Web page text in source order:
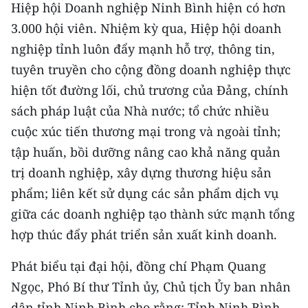
Media Pháp luật
Media Du lịch
Media Thế giới
Media Thể thao
Media Giáo dục
Media Y tế
Media Khoa học - Công nghệ
Media Môi trường
Ảnh
Infographic
Hiệp hội Doanh nghiệp Ninh Bình hiện có hơn
3.000 hội viên. Nhiệm kỳ qua, Hiệp hội doanh
nghiệp tỉnh luôn đẩy mạnh hỗ trợ, thông tin,
tuyên truyền cho cộng đồng doanh nghiệp thực
hiện tốt đường lối, chủ trương của Đảng, chính
sách pháp luật của Nhà nước; tổ chức nhiều
cuộc xúc tiến thương mại trong và ngoài tỉnh;
tập huấn, bồi dưỡng nâng cao khả năng quản
trị doanh nghiệp, xây dựng thương hiệu sản
phẩm; liên kết sử dụng các sản phẩm dịch vụ
giữa các doanh nghiệp tạo thành sức mạnh tổng
hợp thúc đẩy phát triển sản xuất kinh doanh.
Phát biểu tại đại hội, đồng chí Phạm Quang
Ngọc, Phó Bí thư Tỉnh ủy, Chủ tịch Ủy ban nhân